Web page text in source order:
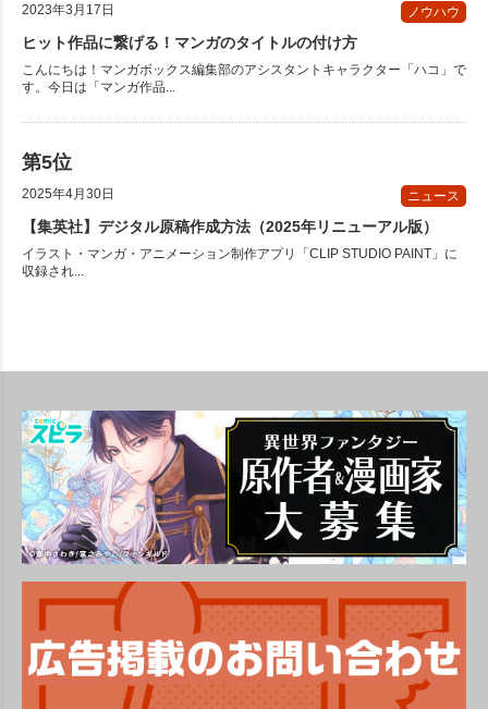
2023年3月17日 ノウハウ
ヒット作品に繋げる！マンガのタイトルの付け方
こんにちは！マンガボックス編集部のアシスタントキャラクター「ハコ」で
す。今日は「マンガ作品...
2025年4月30日 ニュース
【集英社】デジタル原稿作成方法（2025年リニューアル版）
イラスト・マンガ・アニメーション制作アプリ「CLIP STUDIO PAINT」に
収録され...